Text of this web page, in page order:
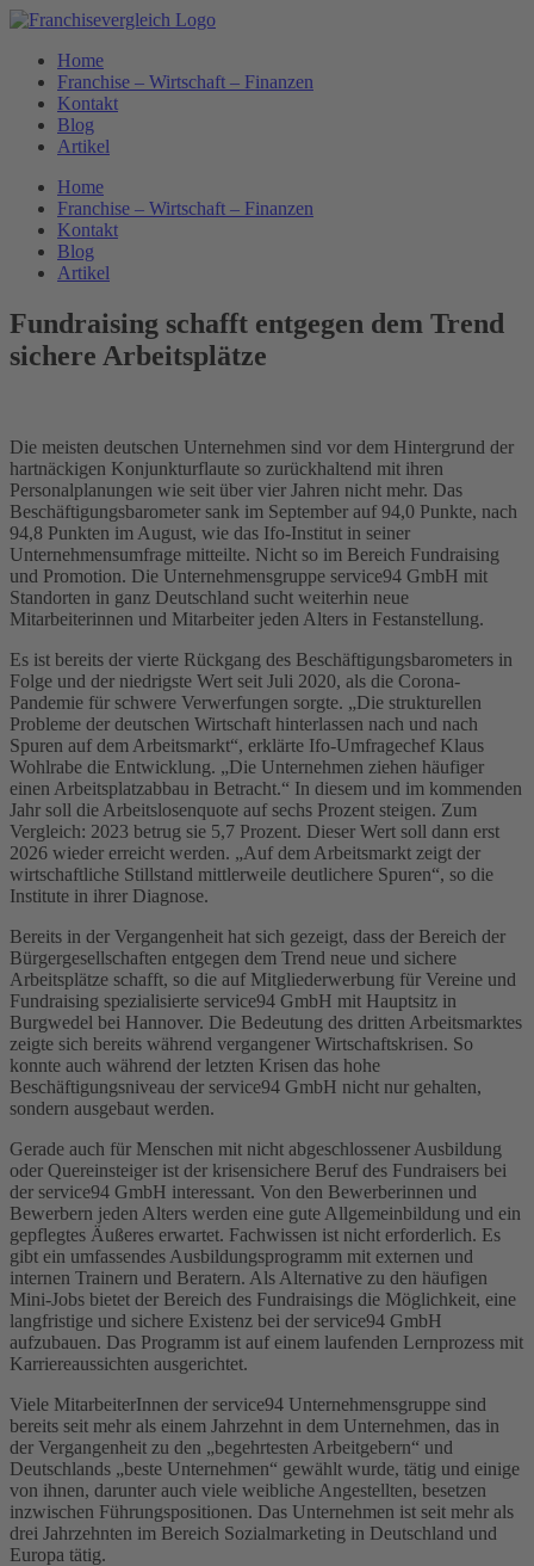
Zum
springenHome
Franchise – Wirtschaft – Finanzen
Kontakt
Blog
Artikel
Home
Franchise – Wirtschaft – Finanzen
Kontakt
Blog
Artikel
Fundraising schafft entgegen dem Trend
sichere Arbeitsplätze
Die meisten deutschen Unternehmen sind vor dem Hintergrund der
hartnäckigen Konjunkturflaute so zurückhaltend mit ihren
Personalplanungen wie seit über vier Jahren nicht mehr. Das
Beschäftigungsbarometer sank im September auf 94,0 Punkte, nach
94,8 Punkten im August, wie das Ifo-Institut in seiner
Unternehmensumfrage mitteilte. Nicht so im Bereich Fundraising
und Promotion. Die Unternehmensgruppe service94 GmbH mit
Standorten in ganz Deutschland sucht weiterhin neue
Mitarbeiterinnen und Mitarbeiter jeden Alters in Festanstellung.
Es ist bereits der vierte Rückgang des Beschäftigungsbarometers in
Folge und der niedrigste Wert seit Juli 2020, als die Corona-
Pandemie für schwere Verwerfungen sorgte. „Die strukturellen
Probleme der deutschen Wirtschaft hinterlassen nach und nach
Spuren auf dem Arbeitsmarkt“, erklärte Ifo-Umfragechef Klaus
Wohlrabe die Entwicklung. „Die Unternehmen ziehen häufiger
einen Arbeitsplatzabbau in Betracht.“ In diesem und im kommenden
Jahr soll die Arbeitslosenquote auf sechs Prozent steigen. Zum
Vergleich: 2023 betrug sie 5,7 Prozent. Dieser Wert soll dann erst
2026 wieder erreicht werden. „Auf dem Arbeitsmarkt zeigt der
wirtschaftliche Stillstand mittlerweile deutlichere Spuren“, so die
Institute in ihrer Diagnose.
Bereits in der Vergangenheit hat sich gezeigt, dass der Bereich der
Bürgergesellschaften entgegen dem Trend neue und sichere
Arbeitsplätze schafft, so die auf Mitgliederwerbung für Vereine und
Fundraising spezialisierte service94 GmbH mit Hauptsitz in
Burgwedel bei Hannover. Die Bedeutung des dritten Arbeitsmarktes
zeigte sich bereits während vergangener Wirtschaftskrisen. So
konnte auch während der letzten Krisen das hohe
Beschäftigungsniveau der service94 GmbH nicht nur gehalten,
sondern ausgebaut werden.
Gerade auch für Menschen mit nicht abgeschlossener Ausbildung
oder Quereinsteiger ist der krisensichere Beruf des Fundraisers bei
der service94 GmbH interessant. Von den Bewerberinnen und
Bewerbern jeden Alters werden eine gute Allgemeinbildung und ein
gepflegtes Äußeres erwartet. Fachwissen ist nicht erforderlich. Es
gibt ein umfassendes Ausbildungsprogramm mit externen und
internen Trainern und Beratern. Als Alternative zu den häufigen
Mini-Jobs bietet der Bereich des Fundraisings die Möglichkeit, eine
langfristige und sichere Existenz bei der service94 GmbH
aufzubauen. Das Programm ist auf einem laufenden Lernprozess mit
Karriereaussichten ausgerichtet.
Viele MitarbeiterInnen der service94 Unternehmensgruppe sind
bereits seit mehr als einem Jahrzehnt in dem Unternehmen, das in
der Vergangenheit zu den „begehrtesten Arbeitgebern“ und
Deutschlands „beste Unternehmen“ gewählt wurde, tätig und einige
von ihnen, darunter auch viele weibliche Angestellten, besetzen
inzwischen Führungspositionen. Das Unternehmen ist seit mehr als
drei Jahrzehnten im Bereich Sozialmarketing in Deutschland und
Europa tätig.